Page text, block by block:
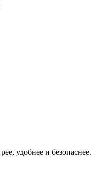
удобнее и безопаснее.